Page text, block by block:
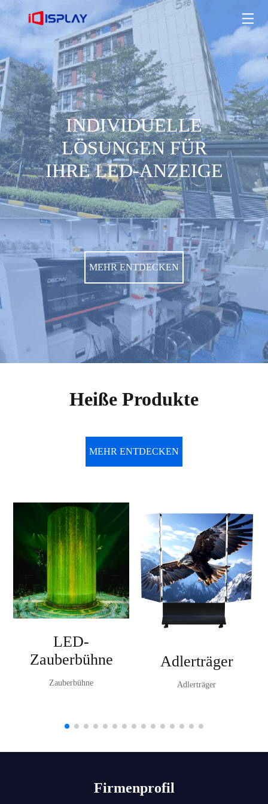
INDIVIDUELLE
LÖSUNGEN FÜR
IHRE LED-ANZEIGE
MEHR ENTDECKEN
INDIVIDUELLE LÖSUNGEN FÜR IHRE LED-ANZEIGE
MEHR ENTDECKEN
Heiße Produkte
MEHR ENTDECKEN
LED-
Zauberbühne
Zauberbühne
Adlerträger
Adlerträger
Firmenprofil